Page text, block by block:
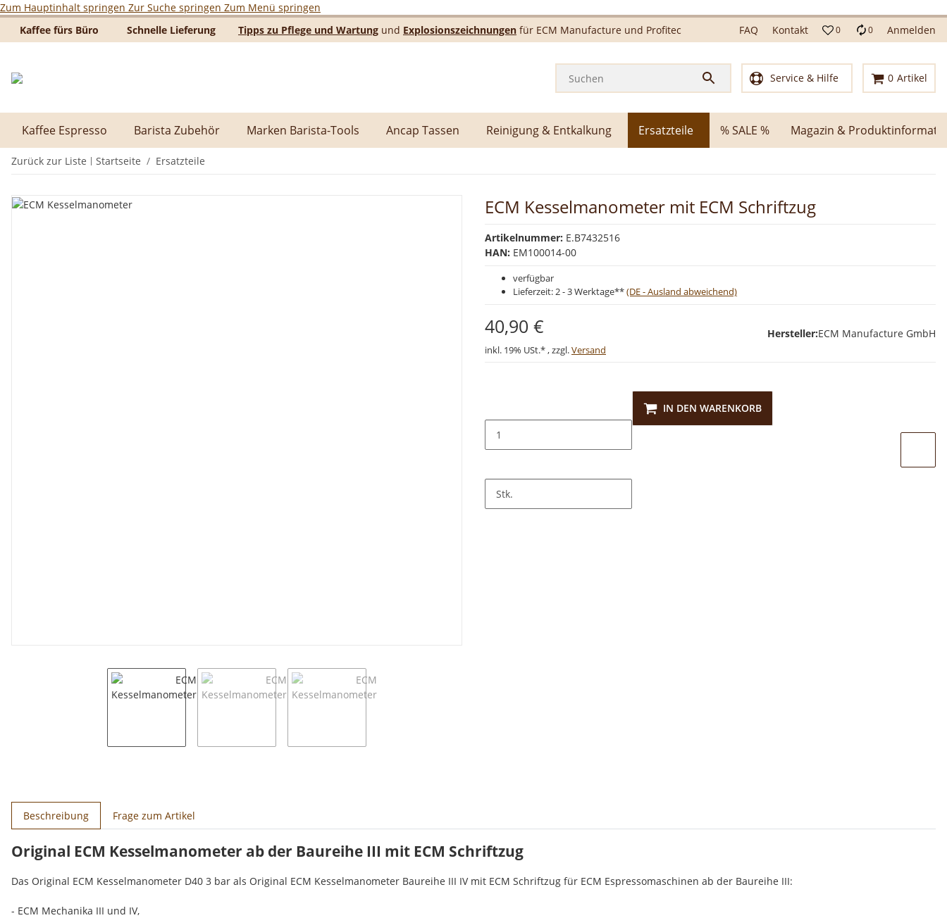
Zum Hauptinhalt springen Zur Suche springen Zum Menü springen
Kaffee fürs Büro
Schnelle Lieferung Tipps zu Pflege und Wartung und Explosionszeichnungen für ECM Manufacture und Profitec FAQ Kontakt 0 0 Anmelden
Service & Hilfe 0 Artikel
Kaffee Espresso Barista Zubehör Marken Barista-Tools Ancap Tassen Reinigung & Entkalkung Ersatzteile % SALE % Magazin &
Zurück zur Liste Startseite Ersatzteile
ECM Kesselmanometer mit ECM Schriftzug
Artikelnummer: E.B7432516
HAN: EM100014-00
verfügbar
Lieferzeit:2 - 3 Werktage**(DE - Ausland abweichend)
40,90 €
inkl. 19% USt.* , zzgl.Versand
Hersteller:ECM Manufacture GmbH
Stk.
IN DEN WARENKORB
weitere Registerkarten anzeigen
Beschreibung Frage zum Artikel
Original ECM Kesselmanometer ab der Baureihe III mit ECM Schriftzug
Das Original ECM Kesselmanometer D40 3 bar als Original ECM Kesselmanometer Baureihe III IV mit ECM Schriftzug für ECM Espressomaschinen ab der Baureihe III:
- ECM Mechanika III und IV,